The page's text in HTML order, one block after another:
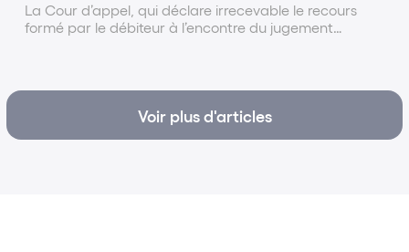
La Cour d’appel, qui déclare irrecevable le recours
formé par le débiteur à l’encontre du jugement
Voir plus d'articles